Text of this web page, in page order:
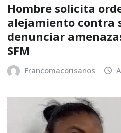
Hombre solicita
alejamiento contra
denunciar
SFM
Francomacorisanos